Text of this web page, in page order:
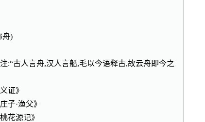
舟)
古人言舟,汉人言船,毛以今语释古,故云舟即今之
证》
·渔父》
花源记》